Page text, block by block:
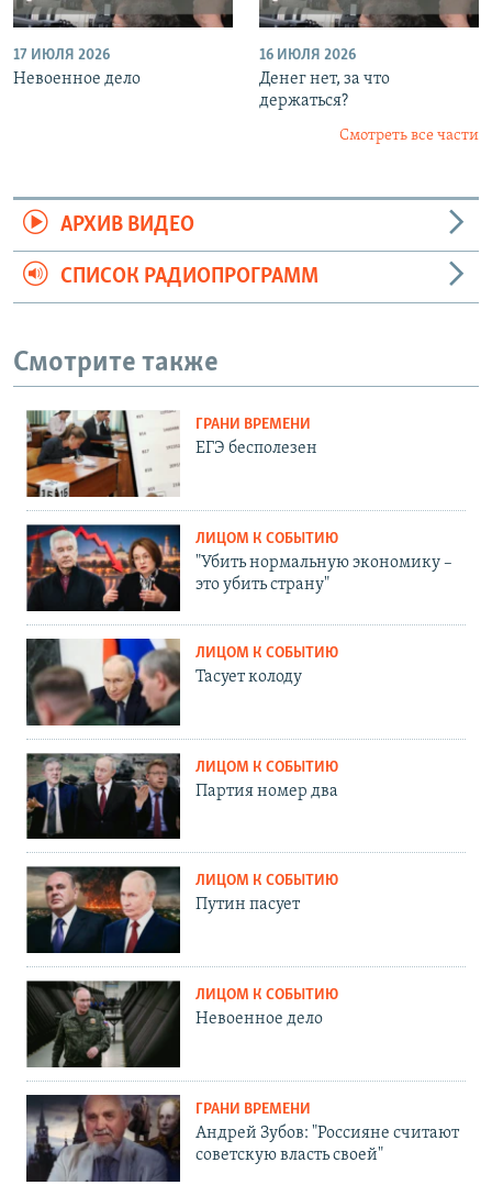
17 ИЮЛЯ 2026
Невоенное дело
16 ИЮЛЯ 2026
Денег нет, за что
держаться?
Смотреть все части
АРХИВ ВИДЕО
СПИСОК РАДИОПРОГРАММ
Смотрите также
ГРАНИ ВРЕМЕНИ
ЕГЭ бесполезен
ЛИЦОМ К СОБЫТИЮ
"Убить нормальную экономику –
это убить страну"
ЛИЦОМ К СОБЫТИЮ
Тасует колоду
ЛИЦОМ К СОБЫТИЮ
Партия номер два
ЛИЦОМ К СОБЫТИЮ
Путин пасует
ЛИЦОМ К СОБЫТИЮ
Невоенное дело
ГРАНИ ВРЕМЕНИ
Андрей Зубов: "Россияне считают
советскую власть своей"